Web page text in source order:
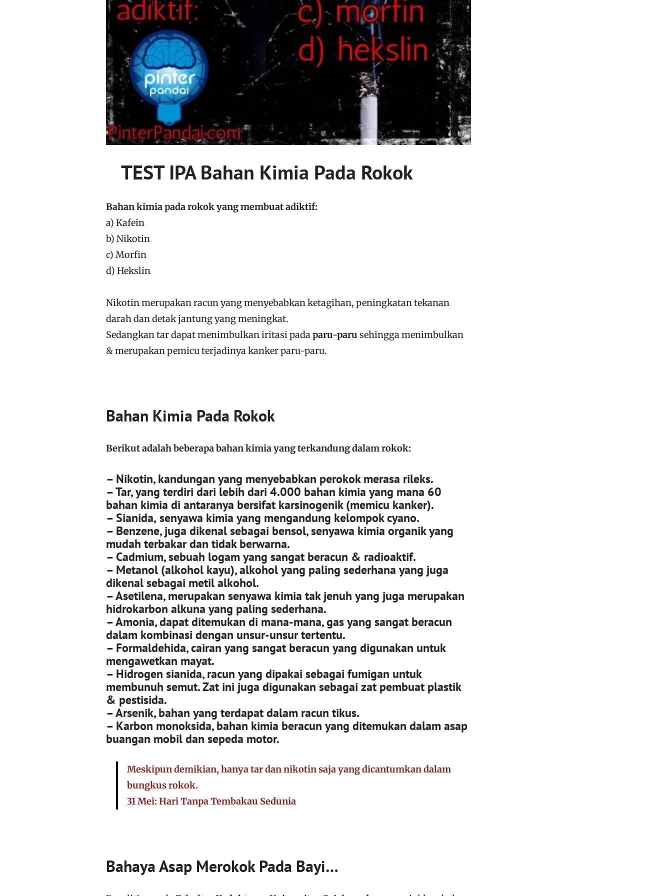
TEST IPA Bahan Kimia Pada Rokok
Bahan kimia pada rokok yang membuat adiktif:
a) Kafein
b) Nikotin
c) Morfin
d) Hekslin
Nikotin merupakan racun yang menyebabkan ketagihan, peningkatan tekanan
darah dan detak jantung yang meningkat.
Sedangkan tar dapat menimbulkan iritasi padaparu-paru sehingga menimbulkan
& merupakan pemicu terjadinya kanker paru-paru.
Bahan Kimia Pada Rokok
Berikut adalah beberapa bahan kimia yang terkandung dalam rokok:
– Nikotin,kandungan yang menyebabkan perokok merasa rileks.
– Tar,yang terdiri dari lebih dari 4.000 bahan kimia yang mana 60
bahan kimia di antaranya bersifat karsinogenik (memicu kanker).
– Sianida, senyawa kimia yang mengandung kelompok cyano.
– Benzene,juga dikenal sebagai bensol, senyawa kimia organik yang
mudah terbakar dan tidak berwarna.
– Cadmium,sebuah logam yang sangat beracun & radioaktif.
– Metanol (alkohol kayu), alkohol yang paling sederhana yang juga
dikenal sebagai metil alkohol.
– Asetilena,merupakan senyawa kimia tak jenuh yang juga merupakan
hidrokarbon alkuna yang paling sederhana.
– Amonia,dapat ditemukan di mana-mana, gas yang sangat beracun
dalam kombinasi dengan unsur-unsur tertentu.
– Formaldehida,cairan yang sangat beracun yang digunakan untuk
mengawetkan mayat.
– Hidrogen sianida,racun yang dipakai sebagai fumigan untuk
membunuh semut. Zat ini juga digunakan sebagai zat pembuat plastik
& pestisida.
– Arsenik,bahan yang terdapat dalam racun tikus.
– Karbon monoksida,bahan kimia beracun yang ditemukan dalam asap
buangan mobil dan sepeda motor.
Meskipun demikian, hanya tar dan nikotin saja yang dicantumkan dalam
bungkus rokok.
31 Mei: Hari Tanpa Tembakau Sedunia
Bahaya Asap Merokok Pada Bayi…